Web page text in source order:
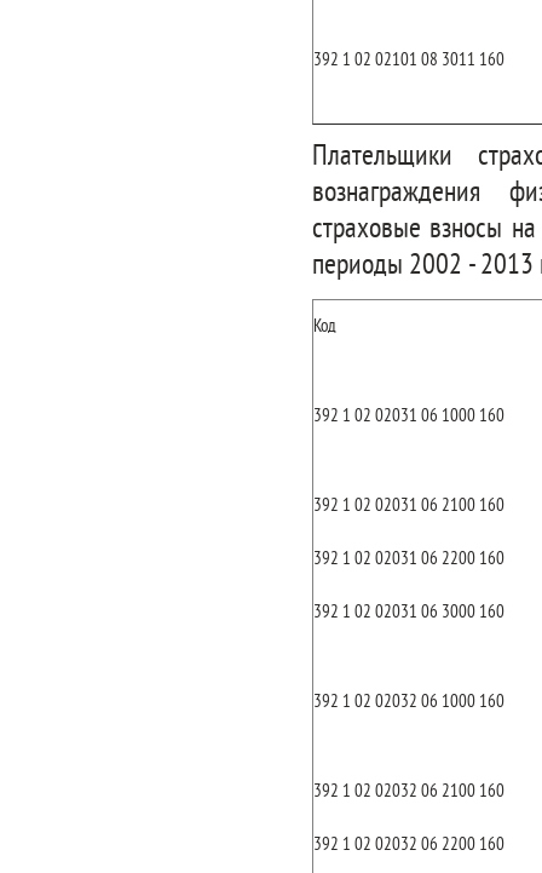
392 1 02 02101 08 3011 160
Плательщики
вознаграждения
страховые взносы
периоды 2002 - 2013
Код
392 1 02 02031 06 1000 160
392 1 02 02031 06 2100 160
392 1 02 02031 06 2200 160
392 1 02 02031 06 3000 160
392 1 02 02032 06 1000 160
392 1 02 02032 06 2100 160
392 1 02 02032 06 2200 160